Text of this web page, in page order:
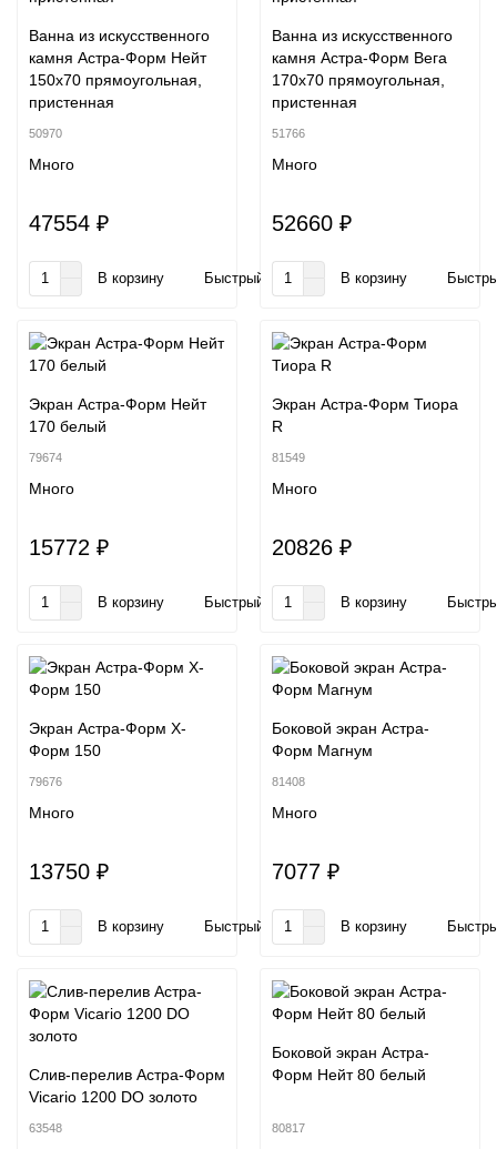
Ванна из искусственного
камня Астра-Форм Нейт
150x70 прямоугольная,
пристенная
50970
Много
47554 ₽
В корзину Быстрый заказ
Ванна из искусственного
камня Астра-Форм Вега
170x70 прямоугольная,
пристенная
51766
Много
52660 ₽
В корзину
Экран Астра-Форм Нейт
170 белый
79674
Много
15772 ₽
В корзину Быстрый заказ
Экран Астра-Форм Тиора
R
81549
Много
20826 ₽
В корзину
Экран Астра-Форм Х-
Форм 150
79676
Много
13750 ₽
В корзину Быстрый заказ
Боковой экран Астра-
Форм Магнум
81408
Много
7077 ₽
В корзину
Слив-перелив Астра-Форм
Vicario 1200 DO золото
63548
Боковой экран Астра-
Форм Нейт 80 белый
80817